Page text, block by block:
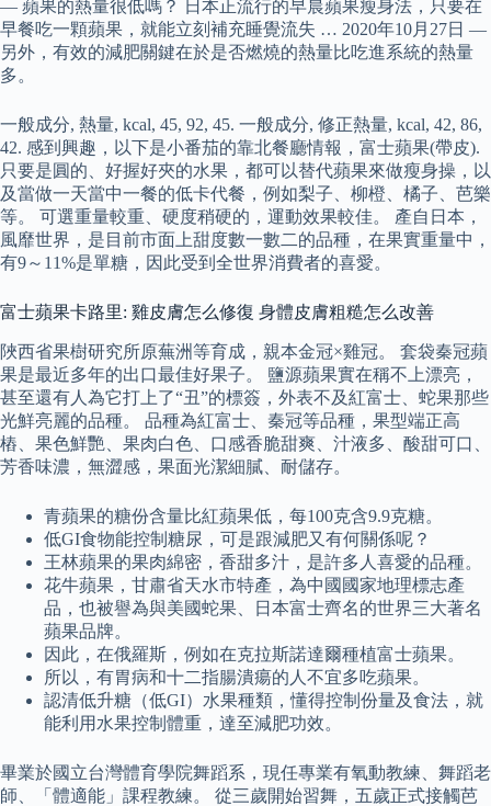
— 蘋果的熱量很低嗎？ 日本正流行的早晨蘋果瘦身法，只要在
早餐吃一顆蘋果，就能立刻補充睡覺流失 … 2020年10月27日 —
另外，有效的減肥關鍵在於是否燃燒的熱量比吃進系統的熱量
多。
一般成分, 熱量, kcal, 45, 92, 45. 一般成分, 修正熱量, kcal, 42, 86,
42. 感到興趣，以下是小番茄的靠北餐廳情報，富士蘋果(帶皮).
只要是圓的、好握好夾的水果，都可以替代蘋果來做瘦身操，以
及當做一天當中一餐的低卡代餐，例如梨子、柳橙、橘子、芭樂
等。 可選重量較重、硬度稍硬的，運動效果較佳。 產自日本，
風靡世界，是目前市面上甜度數一數二的品種，在果實重量中，
有9～11%是單糖，因此受到全世界消費者的喜愛。
富士蘋果卡路里: 雞皮膚怎么修復 身體皮膚粗糙怎么改善
陜西省果樹研究所原蕪洲等育成，親本金冠×雞冠。 套袋秦冠蘋
果是最近多年的出口最佳好果子。 鹽源蘋果實在稱不上漂亮，
甚至還有人為它打上了“丑”的標簽，外表不及紅富士、蛇果那些
光鮮亮麗的品種。 品種為紅富士、秦冠等品種，果型端正高
樁、果色鮮艷、果肉白色、口感香脆甜爽、汁液多、酸甜可口、
芳香味濃，無澀感，果面光潔細膩、耐儲存。
青蘋果的糖份含量比紅蘋果低，每100克含9.9克糖。
低GI食物能控制糖尿，可是跟減肥又有何關係呢？
王林蘋果的果肉綿密，香甜多汁，是許多人喜愛的品種。
花牛蘋果，甘肅省天水市特產，為中國國家地理標志產
品，也被譽為與美國蛇果、日本富士齊名的世界三大著名
蘋果品牌。
因此，在俄羅斯，例如在克拉斯諾達爾種植富士蘋果。
所以，有胃病和十二指腸潰瘍的人不宜多吃蘋果。
認清低升糖（低GI）水果種類，懂得控制份量及食法，就
能利用水果控制體重，達至減肥功效。
畢業於國立台灣體育學院舞蹈系，現任專業有氧動教練、舞蹈老
師、「體適能」課程教練。 從三歲開始習舞，五歲正式接觸芭